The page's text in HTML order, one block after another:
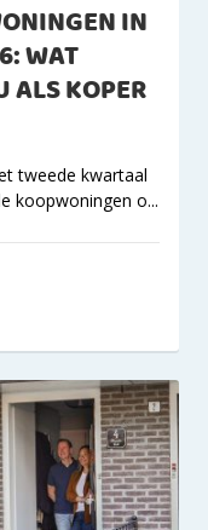
IN
WAT
ALS KOPER
tweede kwartaal
koopwoningen o...